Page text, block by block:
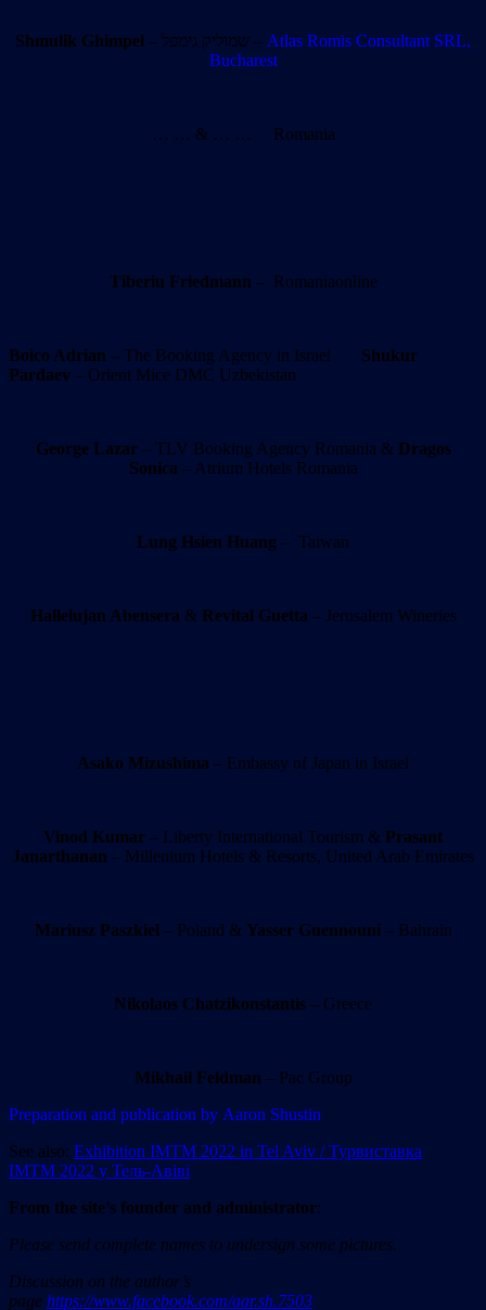
Shmulik Ghimpel – שמוליק גימפל – Atlas Romis Consultant SRL,
Bucharest
… … & … … Romania
Tiberiu Friedmann – Romaniaonline
Boico Adrian – The Booking Agency in Israel Shukur
Pardaev – Orient Mice DMC Uzbekistan
George Lazar– TLV Booking Agency Romania & Dragos
Sonica – Atrium Hotels Romania
Lung Hsien Huang – Taiwan
Hallelujan Abensera & Revital Guetta – Jerusalem Wineries
Asako Mizushima – Embassy of Japan in Israel
Vinod Kumar – Liberty International Tourism & Prasant
Janarthanan – Millenium Hotels & Resorts, United Arab Emirates
Mariusz Paszkiel – Poland & Yasser Guennouni – Bahrain
Nikolaos Chatzikonstantis – Greece
Mikhail Feldman – Pac Group
Preparation and publication by Aaron Shustin
See also: Exhibition IMTM 2022 in Tel Aviv / Турвиставка
IMTM 2022 у Тель-Авіві
From the site’s founder and administrator:
Please send complete names to undersign some pictures.
Discussion on the author’s
page https://www.facebook.com/aar.sh.7503